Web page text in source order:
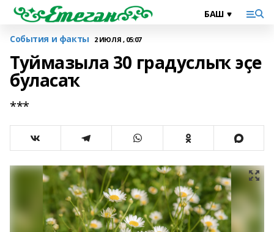
События и факты 2 ИЮЛЯ , 05:07
Туймазыла 30 градуслыҡ эҫе
буласаҡ
***